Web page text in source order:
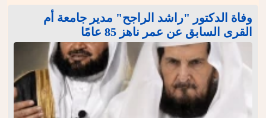
وفاة الدكتور "راشد الراجح" مدير جامعة أم
القرى السابق عن عمر ناهز 85 عامًا